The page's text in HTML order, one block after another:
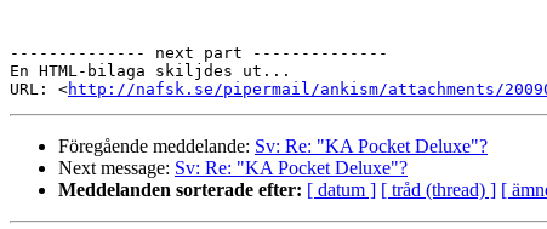
-------------- next part --------------
En HTML-bilaga skiljdes ut...
URL: <http://nafsk.se/pipermail/ankism/attachments/
Föregående meddelande: Sv: Re: "KA Pocket Deluxe"?
Next message: Sv: Re: "KA Pocket Deluxe"?
Meddelanden sorterade efter: [ datum ] [ tråd (thread) ] [